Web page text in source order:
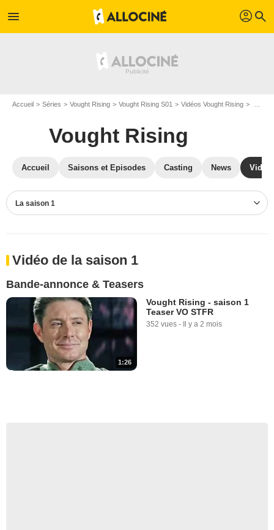
menu profil search
Accueil Séries Vought Rising Vought Rising S01 Vidéos Vought Rising
Vought Rising
Accueil Saisons et Episodes Casting News
La saison 1
Vidéo de la saison 1
Bande-annonce & Teasers
1:26
Vought Rising - saison 1
Teaser VO STFR
352 vues - Il y a 2 mois